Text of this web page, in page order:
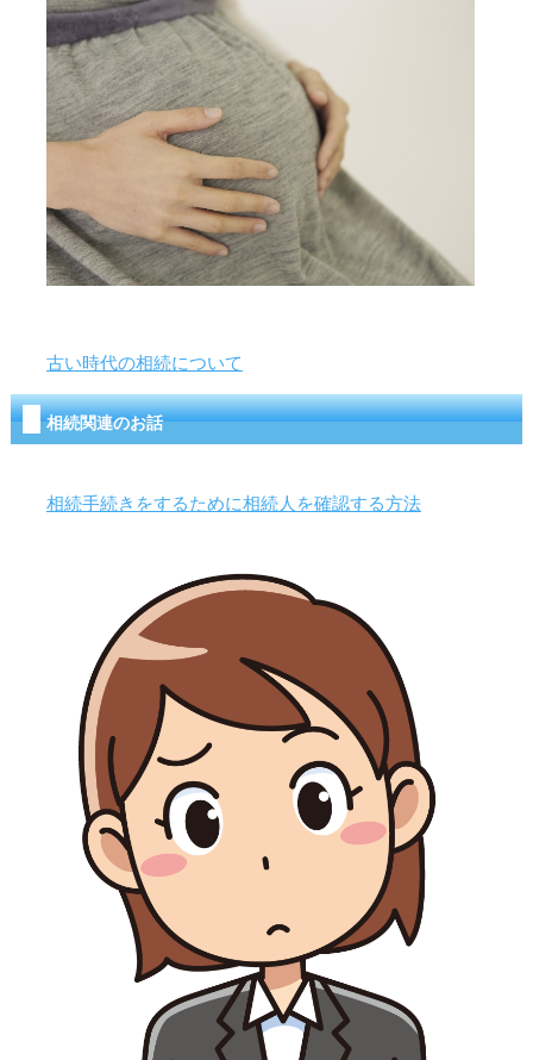
古い時代の相続について
相続関連のお話
相続手続きをするために相続人を確認する方法